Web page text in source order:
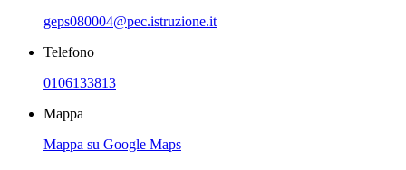
geps080004@pec.istruzione.it
Telefono
0106133813
Mappa
Mappa su Google Maps